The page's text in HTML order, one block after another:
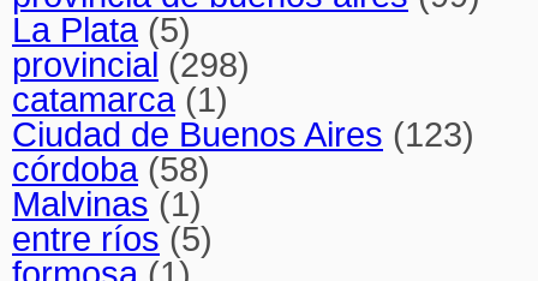
La Plata(5)
provincial (298)
catamarca(1)
Ciudad de Buenos Aires (123)
córdoba(58)
Malvinas (1)
entre ríos (5)